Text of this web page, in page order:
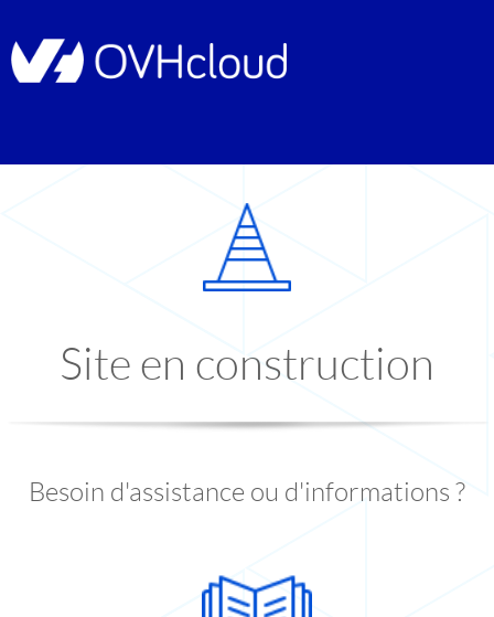
Site en construction
Besoin d'assistance ou d'informations ?